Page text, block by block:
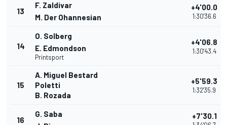
13
F. Zaldivar
M. Der Ohannesian
+4'00.0
1:30'36.6
14
O. Solberg
E. Edmondson
Printsport
+4'06.8
1:30'43.4
15
A. Miguel Bestard
Poletti
B. Rozada
+5'59.3
1:32'35.9
16
G. Saba
+7'30.1